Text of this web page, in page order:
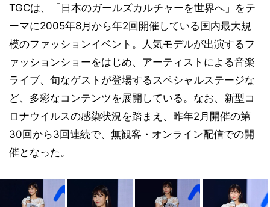
TGCは、「日本のガールズカルチャーを世界へ」をテ
ーマに2005年8月から年2回開催している国内最大規
模のファッションイベント。人気モデルが出演するフ
ァッションショーをはじめ、アーティストによる音楽
ライブ、旬なゲストが登場するスペシャルステージな
ど、多彩なコンテンツを展開している。なお、新型コ
ロナウイルスの感染状況を踏まえ、昨年2月開催の第
30回から3回連続で、無観客・オンライン配信での開
催となった。